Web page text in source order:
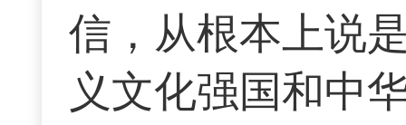
信，从根本上说
义文化强国和中